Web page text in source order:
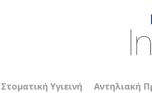
Στοματική Υγιεινή Αντηλιακή